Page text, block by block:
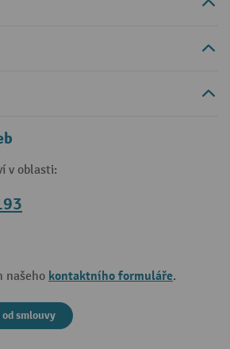
v oblasti:
našeho kontaktního formuláře.
smlouvy